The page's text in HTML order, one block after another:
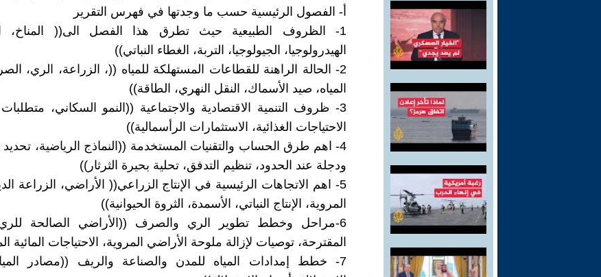
أ- الفصول الرئيسية حسب ما وجدتها في فهرس التقرير
1- الظروف الطبيعية حيث تطرق هذا الفصل الى(( المناخ،
الهيدرولوجيا، الجيولوجيا، التربة، الغطاء النباتي))
2- الحالة الراهنة للقطاعات المستهلكة للمياه ((، الزراعة، الري،
المياه، صيد الأسماك، النقل النهري، الطاقة))
3- ظروف التنمية الاقتصادية والاجتماعية ((النمو السكاني، متطلبات
الاحتياجات الغذائية، الاستثمارات الرأسمالية))
4- اهم طرق الحساب والتقنيات المستخدمة ((النماذج الرياضية،
ودجلة عند الحدود، تنظيم التدفق، تحلية بحيرة الثرثار))
5- اهم الاتجاهات الرئيسية في الإنتاج الزراعي(( الأراضي، الزراعة
المروية، الإنتاج النباتي، الأسمدة، الثروة الحيوانية))
6-مراحل وخطط تطوير الري والصرف ((الأراضي الصالحة
المقترحة، توصيات لإزالة ملوحة الأراضي المروية، الاحتياجات المائية
7- خطط إمدادات المياه للمدن والصناعة والريف ((مصادر